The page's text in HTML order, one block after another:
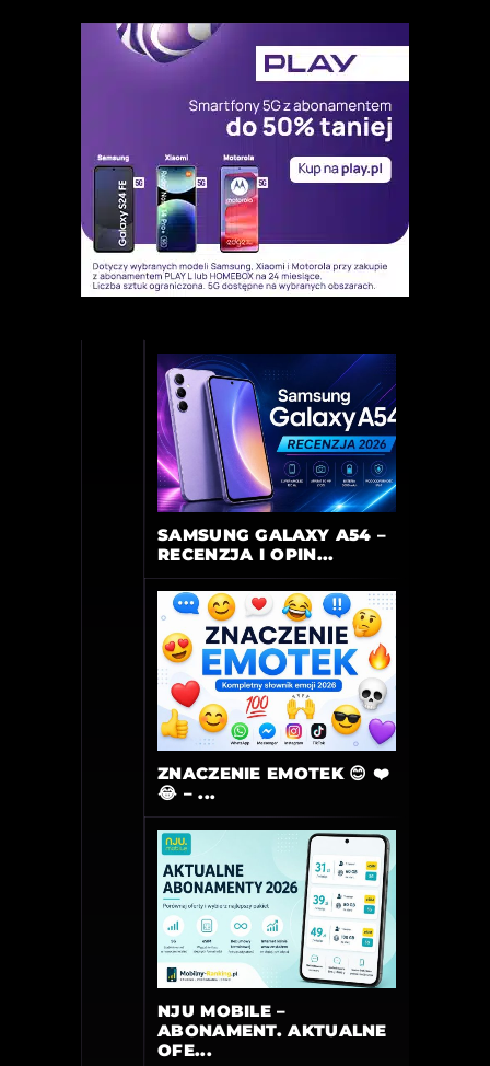
SAMSUNG GALAXY A54 –
RECENZJA I OPIN...
ZNACZENIE EMOTEK 😊 ❤️
😂 – ...
NJU MOBILE –
ABONAMENT. AKTUALNE
OFE...